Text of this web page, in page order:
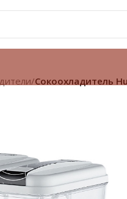
/Сокоохладитель